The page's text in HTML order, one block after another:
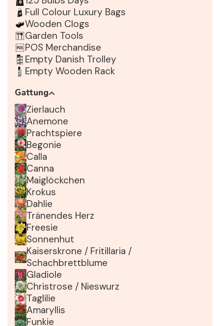
Full Colour Luxury Bags
Wooden Clogs
Garden Tools
POS Merchandise
Empty Danish Trolley
Empty Wooden Rack
Gattung
Zierlauch
Anemone
Prachtspiere
Begonie
Calla
Canna
Maiglöckchen
Krokus
Dahlie
Tränendes Herz
Freesie
Sonnenhut
Kaiserskrone / Fritillaria /
Schachbrettblume
Gladiole
Christrose / Nieswurz
Taglilie
Amaryllis
Funkie